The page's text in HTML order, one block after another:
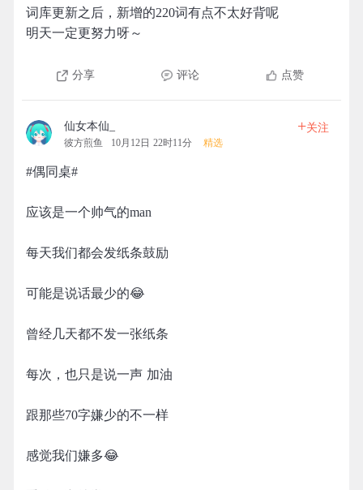
词库更新之后，新增的220词有点不太好背呢
明天一定更努力呀～
分享 评论 点赞
仙女本仙_
彼方煎鱼 10月12日 22时11分 精选
+关注
#偶同桌#
应该是一个帅气的man
每天我们都会发纸条鼓励
可能是说话最少的😂
曾经几天都不发一张纸条
每次，也只是说一声 加油
跟那些70字嫌少的不一样
感觉我们嫌多😂